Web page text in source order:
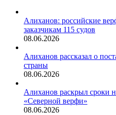
Алиханов: российские
заказчикам 115 судов
08.06.2026
Алиханов рассказал о
страны
08.06.2026
Алиханов раскрыл сроки
«Северной верфи»
08.06.2026